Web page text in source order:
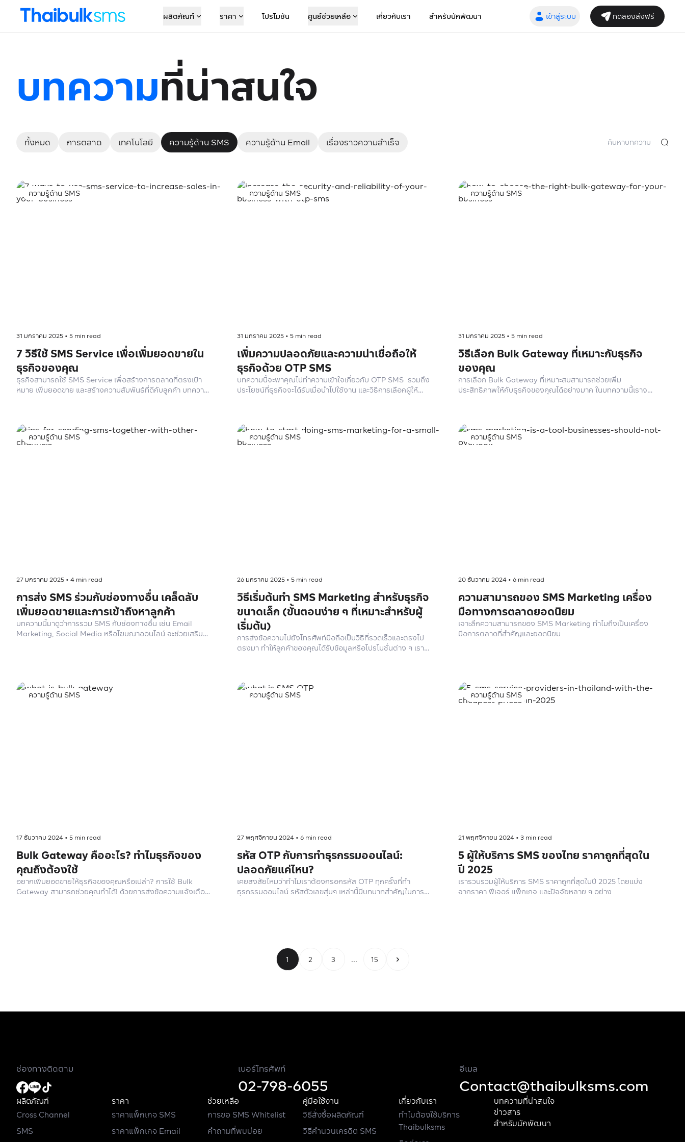
ผลิตภัณฑ์ ราคา โปรโมชัน ศูนย์ช่วยเหลือ เกี่ยวกับเรา สำหรับนักพัฒนา เข้าสู่ระบบ ทดลองส่งฟรี
บทความที่น่าสนใจ
ทั้งหมด การตลาด เทคโนโลยี ความรู้ด้าน SMS ความรู้ด้าน Email เรื่องราวความสำเร็จ Search
ความรู้ด้าน SMS
31 มกราคม 2025 • 5 min read
7 วิธีใช้ SMS Service เพื่อเพิ่มยอดขายใน
ธุรกิจของคุณ
ธุรกิจสามารถใช้ SMS Service เพื่อสร้างการตลาดที่ตรงเป้า
หมาย เพิ่มยอดขาย และสร้างความสัมพันธ์ที่ดีกับลูกค้า บทความ
ความรู้ด้าน SMS
31 มกราคม 2025 • 5 min read
เพิ่มความปลอดภัยและความน่าเชื่อถือให้
ธุรกิจด้วย OTP SMS
บทความนี้จะพาคุณไปทำความเข้าใจเกี่ยวกับ OTP SMS รวมถึง
ประโยชน์ที่ธุรกิจจะได้รับเมื่อนำไปใช้งาน และวิธีการเลือกผู้ให้
ความรู้ด้าน SMS
31 มกราคม 2025• 5min read
วิธีเลือก Bulk Gateway ที่เหมาะกับธุรกิจ
ของคุณ
การเลือก Bulk Gateway ที่เหมาะสมสามารถช่วยเพิ่ม
ประสิทธิภาพให้กับธุรกิจของคุณได้อย่างมาก ในบทความนี้เราจะ
ความรู้ด้าน SMS
27 มกราคม 2025 • 4 min read
การส่ง SMS ร่วมกับช่องทางอื่น เคล็ดลับ
เพิ่มยอดขายและการเข้าถึงหาลูกค้า
บทความนี้มาดูว่าการรวม SMS กับช่องทางอื่น เช่น Email
Marketing, Social Media หรือโฆษณาออนไลน์ จะช่วยเสริม
ความรู้ด้าน SMS
26 มกราคม 2025 • 5 min read
วิธีเริ่มต้นทำ SMS Marketing สำหรับธุรกิจ
ขนาดเล็ก (ขั้นตอนง่าย ๆ ที่เหมาะสำหรับผู้
เริ่มต้น)
การส่งข้อความไปยังโทรศัพท์มือถือเป็นวิธีที่รวดเร็วและตรงไป
ตรงมา ทำให้ลูกค้าของคุณได้รับข้อมูลหรือโปรโมชั่นต่าง ๆ เราจะ
ความรู้ด้าน SMS
20 ธันวาคม 2024• 6min read
ความสามารถของ SMS Marketing เครื่อง
มือทางการตลาดยอดนิยม
เจาะลึกความสามารถของ SMS Marketing ทำไมถึงเป็นเครื่อง
มือการตลาดที่สำคัญและยอดนิยม
ความรู้ด้าน SMS
17 ธันวาคม 2024 • 5 min read
Bulk Gateway คืออะไร? ทำไมธุรกิจของ
คุณถึงต้องใช้
อยากเพิ่มยอดขายให้ธุรกิจของคุณหรือเปล่า? การใช้ Bulk
Gateway สามารถช่วยคุณทำได้! ด้วยการส่งข้อความแจ้งเตือน
ความรู้ด้าน SMS
27 พฤศจิกายน 2024 • 6 min read
รหัส OTP กับการทำธุรกรรมออนไลน์:
ปลอดภัยแค่ไหน?
เคยสงสัยไหมว่าทำไมเราต้องกรอกรหัส OTP ทุกครั้งที่ทำ
ธุรกรรมออนไลน์ รหัสตัวเลขสุ่มๆ เหล่านี้มีบทบาทสำคัญในการ
ความรู้ด้าน SMS
21 พฤศจิกายน 2024• 3min read
5 ผู้ให้บริการ SMS ของไทย ราคาถูกที่สุดใน
ปี 2025
เรารวบรวมผู้ให้บริการ SMS ราคาถูกที่สุดในปี 2025 โดยแบ่ง
จากราคา ฟีเจอร์ แพ็กเกจ และปัจจัยหลาย ๆ อย่าง
1 2 3 ... 15
ช่องทางติดตาม เบอร์โทรศัพท์
02-798-6055
อีเมล
Contact@thaibulksms.com
ผลิตภัณฑ์
Cross Channel
SMS
ราคา
ราคาแพ็กเกจ SMS
ราคาแพ็กเกจ Email
ช่วยเหลือ
การขอ SMS Whitelist
คำถามที่พบบ่อย
คู่มือใช้งาน
วิธีสั่งซื้อผลิตภัณฑ์
วิธีคำนวนเครดิต SMS
เกี่ยวกับเรา
ทำไมต้องใช้บริการ
Thaibulksms
บทความที่น่าสนใจ
ข่าวสาร
สำหรับนักพัฒนา